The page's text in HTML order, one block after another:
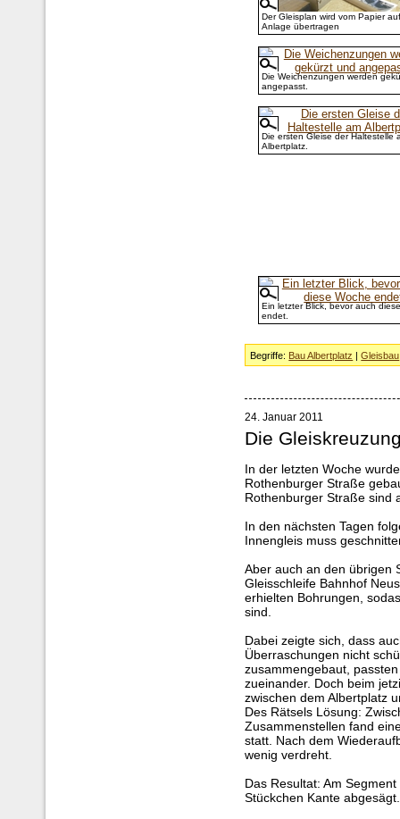
Der Gleisplan wird vom Papier
Anlage übertragen
Die Weichenzungen werden
angepasst.
Die ersten Gleise der Haltestelle
Albertplatz.
Ein letzter Blick, bevor auch
endet.
Begriffe: Bau Albertplatz |Gleisbau
24. Januar 2011
Die
In der letzten Woche
Rothenburger Straße
Rothenburger Straße sind
In den nächsten Tagen
Innengleis muss
Aber auch an den übrigen
Gleisschleife Bahnhof
erhielten Bohrungen,
sind.
Dabei zeigte sich, dass
Überraschungen nicht
zusammengebaut,
zueinander. Doch beim
zwischen dem Albertplatz
Des Rätsels Lösung:
Zusammenstellen fand
statt. Nach dem
wenig verdreht.
Das Resultat: Am
Stückchen Kante abgesägt.